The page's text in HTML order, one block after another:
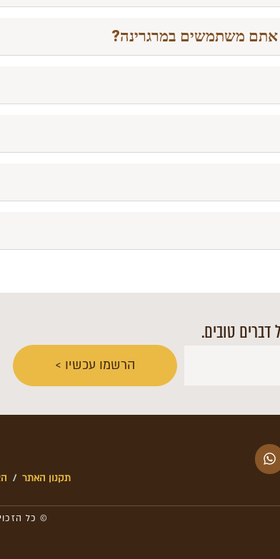
אתם משתמשים במרגרינה?
דברים טובים.
הרשמו עכשיו >
תקנון האתר /
© כל